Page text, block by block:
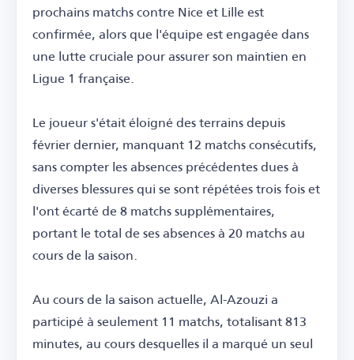
prochains matchs contre Nice et Lille est
confirmée, alors que l'équipe est engagée dans
une lutte cruciale pour assurer son maintien en
Ligue 1 française.
Le joueur s'était éloigné des terrains depuis
février dernier, manquant 12 matchs consécutifs,
sans compter les absences précédentes dues à
diverses blessures qui se sont répétées trois fois et
l'ont écarté de 8 matchs supplémentaires,
portant le total de ses absences à 20 matchs au
cours de la saison.
Au cours de la saison actuelle, Al-Azouzi a
participé à seulement 11 matchs, totalisant 813
minutes, au cours desquelles il a marqué un seul